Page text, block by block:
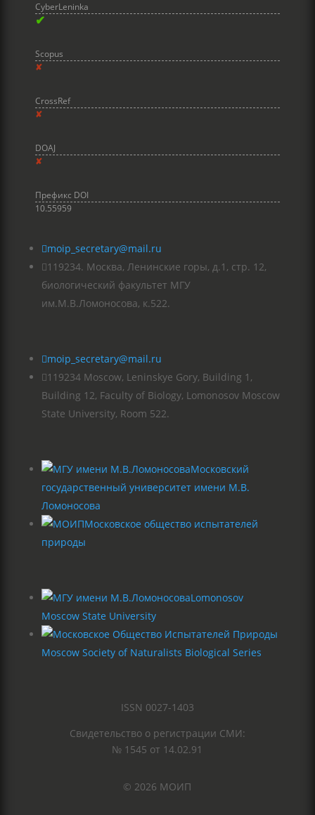
CyberLeninka
✔
Scopus
✘
CrossRef
✘
DOAJ
✘
Префикс DOI
10.55959
moip_secretary@mail.ru
119234. Москва, Ленинские горы, д.1, стр. 12,
биологический факультет МГУ
им.М.В.Ломоносова, к.522.
moip_secretary@mail.ru
119234 Moscow, Leninskye Gory, Building 1,
Building 12, Faculty of Biology, Lomonosov Moscow
State University, Room 522.
Московский
государственный университет имени М.В.
Ломоносова
Московское общество испытателей
природы
Lomonosov
Moscow State University
Moscow Society of Naturalists Biological Series
ISSN 0027-1403
Свидетельство о регистрации СМИ:
№ 1545 от 14.02.91
© 2026 МОИП